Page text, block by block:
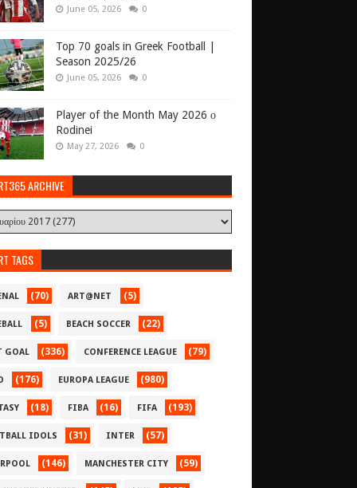
June 05, 2026 0
Top 70 goals in Greek Football |
Season 2025/26
June 05, 2026 0
Player of the Month May 2026 ο
Rodinei
May 27, 2026 0
ARCHIVE
TAGS
(70) ART@NET (5)
(5) BEACH SOCCER (22)
GOAL (336) CONFERENCE LEAGUE (79)
(176) EUROPA LEAGUE (980)
(18) FIBA (16) FIFA (193)
IDOLS (31) INTER (57)
(146) MANCHESTER CITY (59)